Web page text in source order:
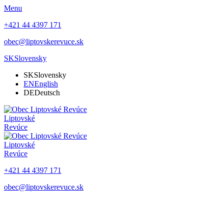
Menu
+421 44 4397 171
obec@liptovskerevuce.sk
SKSlovensky
SKSlovensky
ENEnglish
DEDeutsch
Liptovské
Revúce
Liptovské
Revúce
+421 44 4397 171
obec@liptovskerevuce.sk